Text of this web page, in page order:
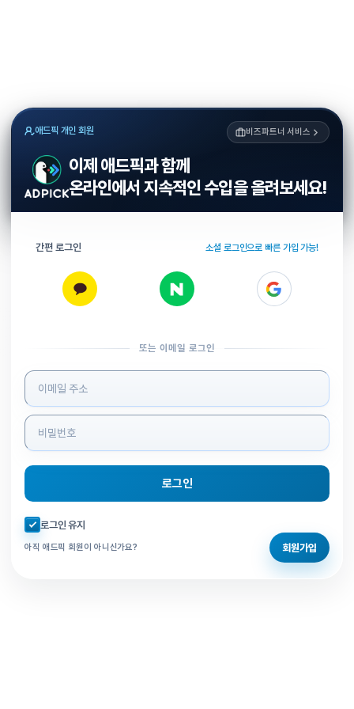
애드픽 개인 회원 비즈파트너 서비스
이제 애드픽과 함께
온라인에서 지속적인 수입을 올려보세요!
간편 로그인 소셜 로그인으로 빠른 가입 가능!
또는 이메일 로그인
로그인 정보 입력
로그인
자동로그인 체크
로그인 유지
아직 애드픽 회원이 아니신가요? 회원가입